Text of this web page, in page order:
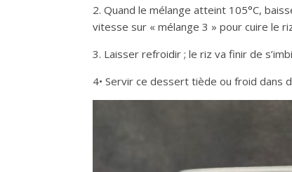
2. Quand le mélange atteint 105°C,
vitesse sur « mélange 3 » pour cuire le
3. Laisser refroidir ; le riz va finir de
4• Servir ce dessert tiède ou froid dans